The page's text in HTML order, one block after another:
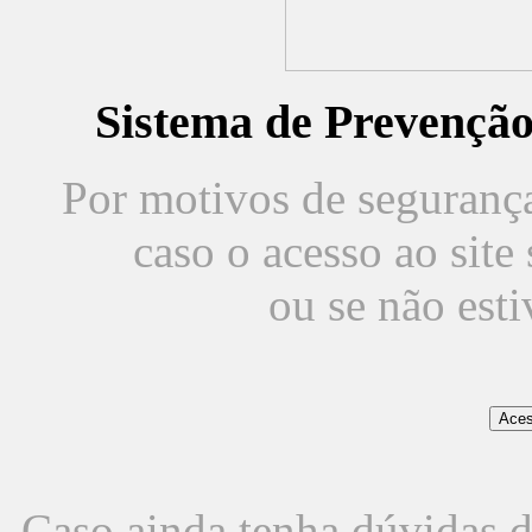
Sistema de
Por motivos de
caso o acesso ao
ou se não